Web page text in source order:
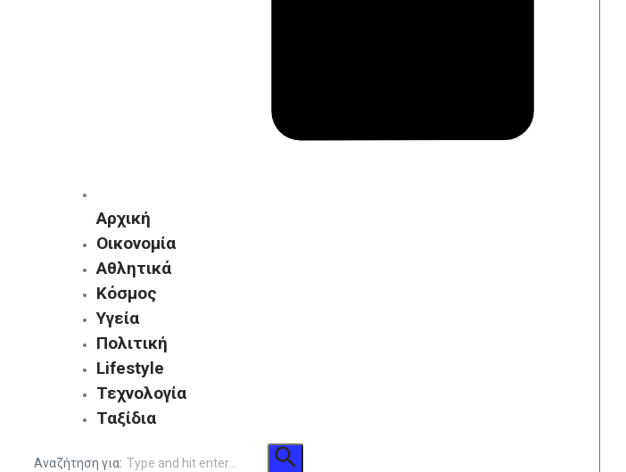
Αρχική
Οικονομία
Αθλητικά
Κόσμος
Υγεία
Πολιτική
Lifestyle
Τεχνολογία
Ταξίδια
Αναζήτηση για: